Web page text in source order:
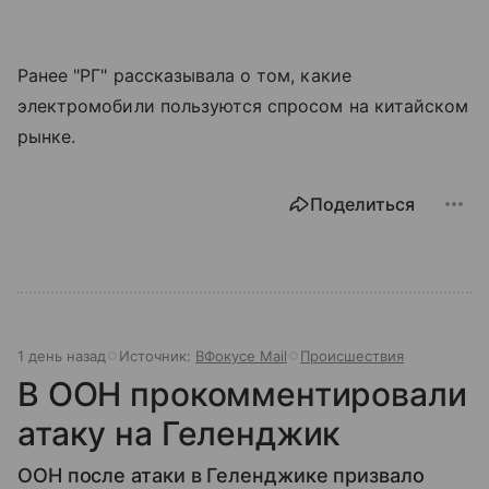
Ранее "РГ" рассказывала о том, какие
электромобили пользуются спросом на китайском
рынке.
Поделиться
1 день назад Источник: ВФокусе Mail Происшествия
В ООН прокомментировали
атаку на Геленджик
ООН после атаки в Геленджике призвало